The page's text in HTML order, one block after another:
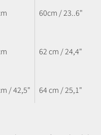
60cm / 23..6"
62 cm / 24,4"
/ 42,5" 64 cm / 25,1"